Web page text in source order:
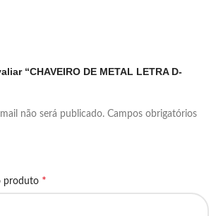
“CHAVEIRO DE METAL LETRA D-
não será publicado. Campos obrigatórios
produto *